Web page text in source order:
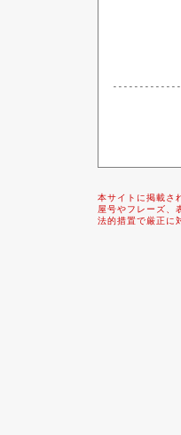
本サイトに掲載さ
屋号やフレーズ、
法的措置で厳正に